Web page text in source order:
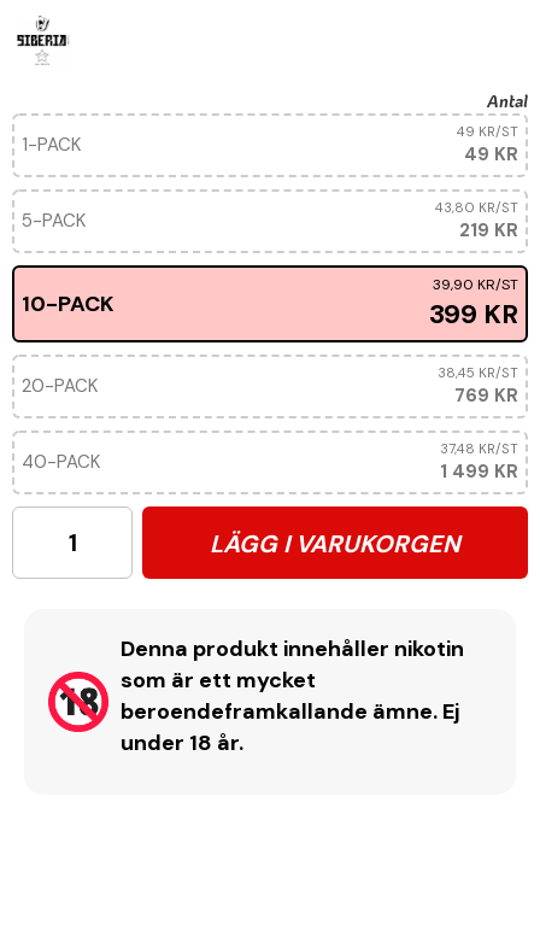
Antal
1-PACK 49 KR
49 KR/ST
5-PACK 219 KR
43,80 KR/ST
10-PACK 399 KR
39,90 KR/ST
20-PACK 769 KR
38,45 KR/ST
40-PACK 1 499 KR
37,48 KR/ST
LÄGG I VARUKORGEN
Denna produkt innehåller nikotin
som är ett mycket
beroendeframkallande ämne. Ej
under 18 år.